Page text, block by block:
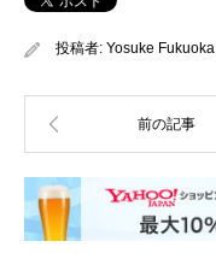
投稿者: Yosuke Fukuoka